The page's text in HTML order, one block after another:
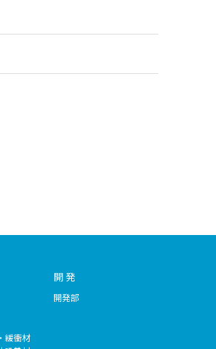
緩衝材
開 発
開発部